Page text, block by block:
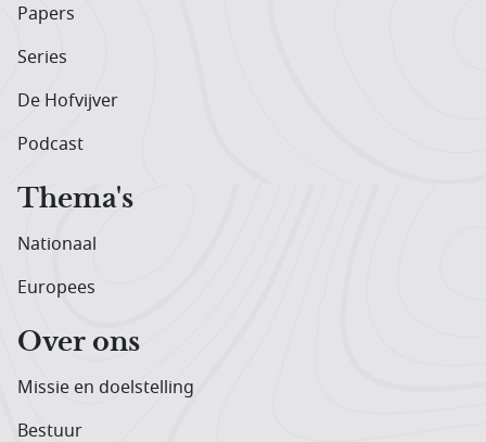
Papers
Series
De Hofvijver
Podcast
Thema's
Nationaal
Europees
Over ons
Missie en doelstelling
Bestuur